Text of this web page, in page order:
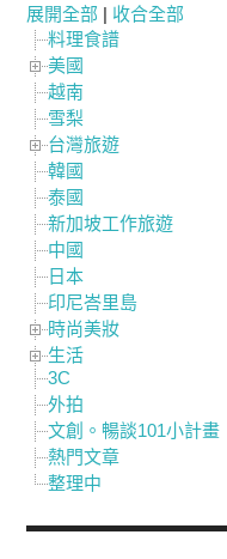
展開全部 | 收合全部
料理食譜
美國
越南
雪梨
台灣旅遊
韓國
泰國
新加坡工作旅遊
中國
日本
印尼峇里島
時尚美妝
生活
3C
外拍
文創。暢談101小計畫
熱門文章
整理中